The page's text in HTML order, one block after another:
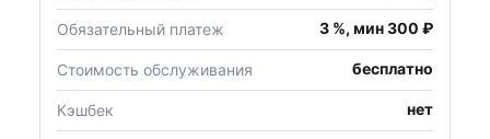
Обязательный платеж 3 %, мин 300 ₽
Стоимость обслуживания бесплатно
Кэшбек нет